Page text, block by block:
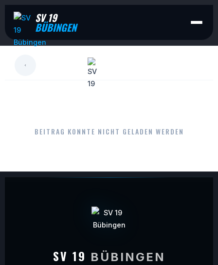
SV 19
BÜBINGEN
BEITRAG KONNTE NICHT GELADEN WERDEN
SV 19 BÜBINGEN